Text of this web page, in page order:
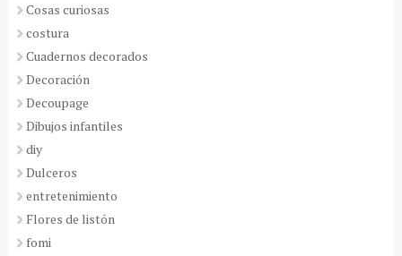
Cosas curiosas
costura
Cuadernos decorados
Decoración
Decoupage
Dibujos infantiles
diy
Dulceros
entretenimiento
Flores de listón
fomi